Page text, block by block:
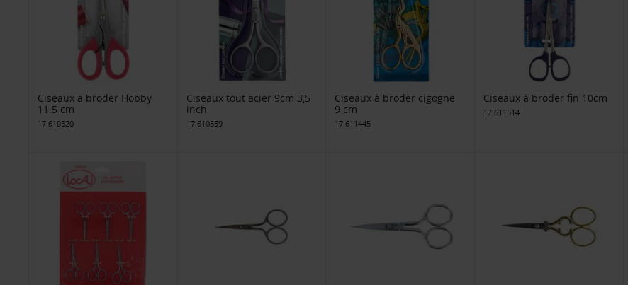
Ciseaux a broder Hobby
11.5 cm
17 610520
Ciseaux tout acier 9cm 3,5
inch
17 610559
Ciseaux à broder cigogne
9 cm
17 611445
Ciseaux à broder fin 10cm
17 611514